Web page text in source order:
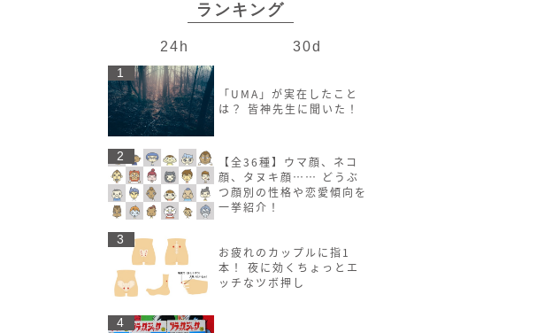
ランキング
24h 30d
1
「UMA」が実在したこと
は？ 皆神先生に聞いた！
2
【全36種】ウマ顔、ネコ
顔、タヌキ顔…… どうぶ
つ顔別の性格や恋愛傾向を
一挙紹介！
3
お疲れのカップルに指1
本！ 夜に効くちょっとエ
ッチなツボ押し
4